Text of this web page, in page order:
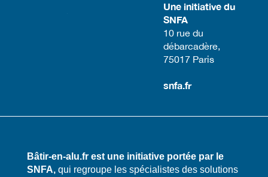
Une initiative du
SNFA
​10 rue du
débarcadère,
75017 Paris​
snfa.fr
Bâtir-en-alu.fr est une initiative portée par le
SNFA,qui regroupe les spécialistes des solutions